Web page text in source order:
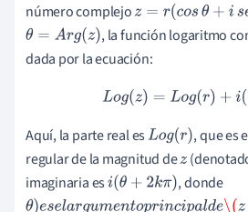
número complejoz=r(cosθ+isenθ)
θ=Ar g(z) , la función logaritmo
dada por la ecuación:
Lo g(z )=Log(r) +i(θ+
Aquí, la parte real esLog(r) , que es
regular de la magnitud dez
imaginaria esi(θ+ 2k π)
, donde